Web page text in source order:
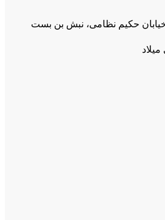
خیابان حکیم نظامی، نبش بن بست